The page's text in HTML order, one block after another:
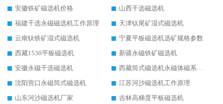
安徽铁矿磁选机价格
山西干选磁选机
福建干选永磁磁选机工作原理
天津钛尾矿湿式磁选机
云南钛铁矿湿式磁选机
宁夏平板磁选机选矿规格参数
西藏1530平板磁选机
新疆永磁铁矿磁选机
安徽永磁干选磁选机
西藏筒式磁选机永磁体磁系设计
沈阳营口永磁筒式磁选机
江苏河沙磁选机工作原理
山东河沙磁选机厂家
吉林高梯度平板磁选机